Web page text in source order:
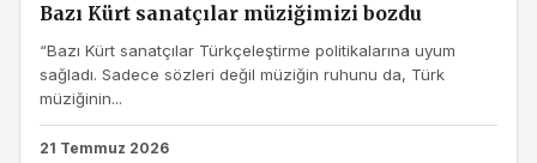
Bazı Kürt sanatçılar müziğimizi bozdu
“Bazı Kürt sanatçılar Türkçeleştirme politikalarına uyum
sağladı. Sadece sözleri değil müziğin ruhunu da, Türk
müziğinin...
21 Temmuz 2026